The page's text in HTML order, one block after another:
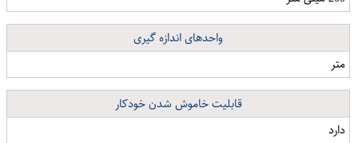
واحدهای اندازه گیری
متر
قابلیت خاموش شدن خودکار
دارد